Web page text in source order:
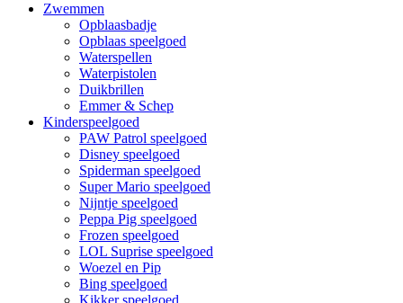
Zwemmen
Opblaasbadje
Opblaas speelgoed
Waterspellen
Waterpistolen
Duikbrillen
Emmer & Schep
Kinderspeelgoed
PAW Patrol speelgoed
Disney speelgoed
Spiderman speelgoed
Super Mario speelgoed
Nijntje speelgoed
Peppa Pig speelgoed
Frozen speelgoed
LOL Suprise speelgoed
Woezel en Pip
Bing speelgoed
Kikker speelgoed